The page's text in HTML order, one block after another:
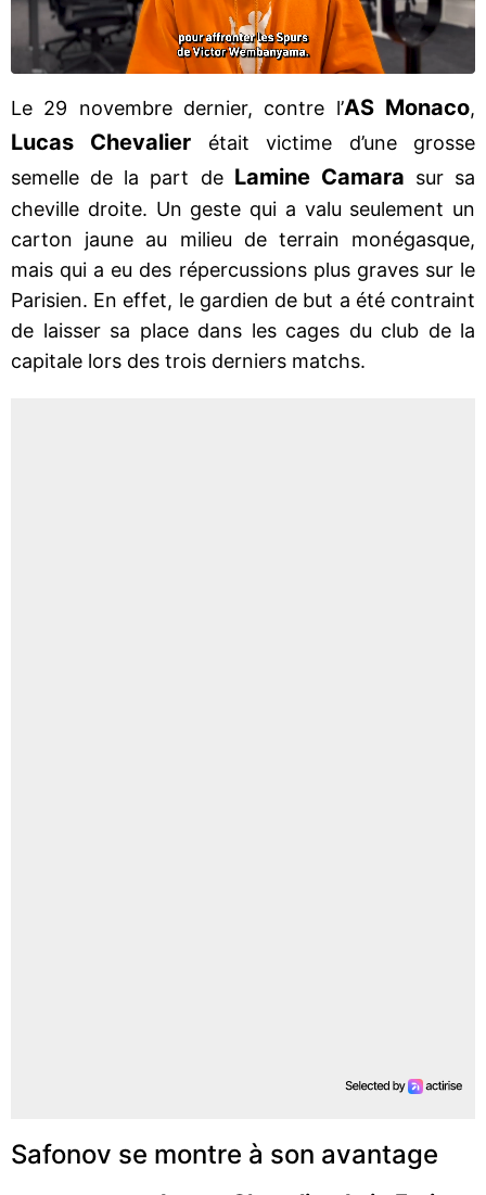
Le 29 novembre dernier, contre l’AS Monaco,
Lucas Chevalier était victime d’une grosse
semelle de la part de Lamine Camara sur sa
cheville droite. Un geste qui a valu seulement un
carton jaune au milieu de terrain monégasque,
mais qui a eu des répercussions plus graves sur le
Parisien. En effet, le gardien de but a été contraint
de laisser sa place dans les cages du club de la
capitale lors des trois derniers matchs.
Safonov se montre à son avantage